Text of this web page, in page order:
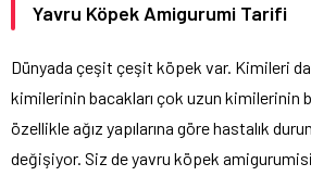
Yavru Köpek Amigurumi Tarifi
Dünyada çeşit çeşit köpek var. Kimileri
kimilerinin bacakları çok uzun kimilerinin
özellikle ağız yapılarına göre hastalık
değişiyor. Siz de yavru köpek